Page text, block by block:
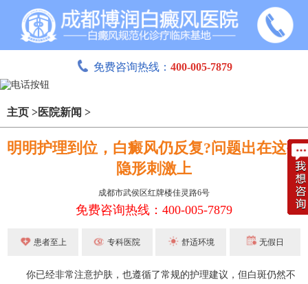
免费咨询热线： 400-005-7879
主页 >医院新闻 >
明明护理到位，白癜风仍反复?问题出在这些
隐形刺激上
成都市武侯区红牌楼佳灵路6号
免费咨询热线：400-005-7879
患者至上 专科医院 舒适环境 无假日
你已经非常注意护肤，也遵循了常规的护理建议，但白斑仍然不